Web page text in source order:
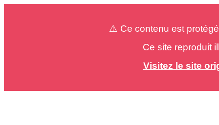
⚠️ Ce contenu est
Ce site reproduit
Visitez le site